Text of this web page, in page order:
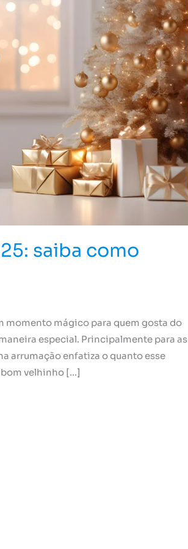
saiba como
momento mágico para quem gosta do
especial. Principalmente para as
arrumação enfatiza o quanto esse
velhinho […]